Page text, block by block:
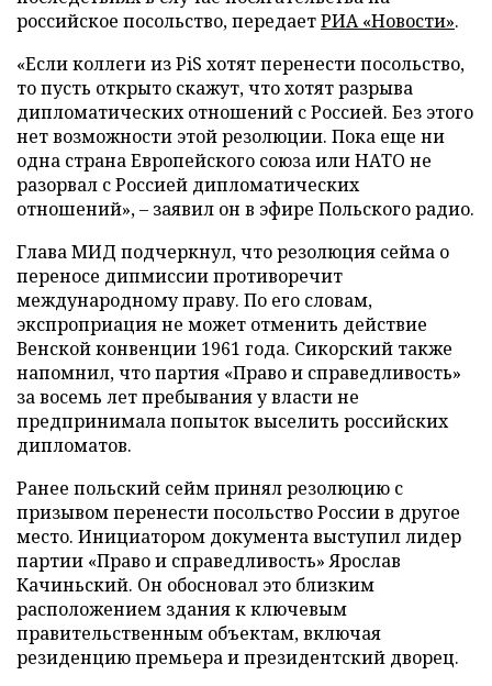
российское посольство, передаетРИА «Новости».
«Если коллеги из PiS хотят перенести посольство,
то пусть открыто скажут, что хотят разрыва
дипломатических отношений с Россией. Без этого
нет возможности этой резолюции. Пока еще ни
одна страна Европейского союза или НАТО не
разорвал с Россией дипломатических
отношений», – заявил он в эфире Польского радио.
Глава МИД подчеркнул, что резолюция сейма о
переносе дипмиссии противоречит
международному праву. По его словам,
экспроприация не может отменить действие
Венской конвенции 1961 года. Сикорский также
напомнил, что партия «Право и справедливость»
за восемь лет пребывания у власти не
предпринимала попыток выселить российских
дипломатов.
Ранее польский сейм принял резолюцию с
призывом перенести посольство России в другое
место. Инициатором документа выступил лидер
партии «Право и справедливость» Ярослав
Качиньский. Он обосновал это близким
расположением здания к ключевым
правительственным объектам, включая
резиденцию премьера и президентский дворец.